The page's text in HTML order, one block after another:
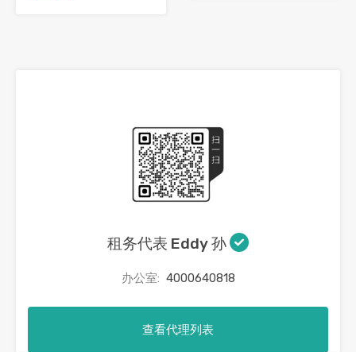
租务代表 Eddy 孙
办公室: 4000640818
查看代理列表